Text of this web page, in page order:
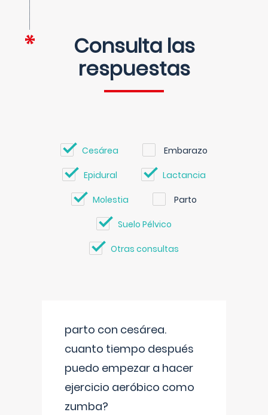
Consulta las
respuestas
Cesárea Embarazo
Epidural Lactancia
Molestia Parto
Suelo Pélvico
Otras consultas
parto con cesárea.
cuanto tiempo después
puedo empezar a hacer
ejercicio aeróbico como
zumba?